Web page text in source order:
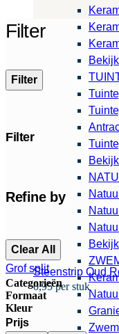
Steenstrip Oud
0,95 per stuk
Filter
Filter
Filter
Refine by
Clear All
Grof split
Categorieën
Formaat
Kleur
Prijs